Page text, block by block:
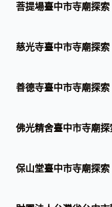
菩提場臺中市寺廟探索
慈光寺臺中市寺廟探索
善德寺臺中市寺廟探索
佛光精舍臺中市寺廟探
保山堂臺中市寺廟探索